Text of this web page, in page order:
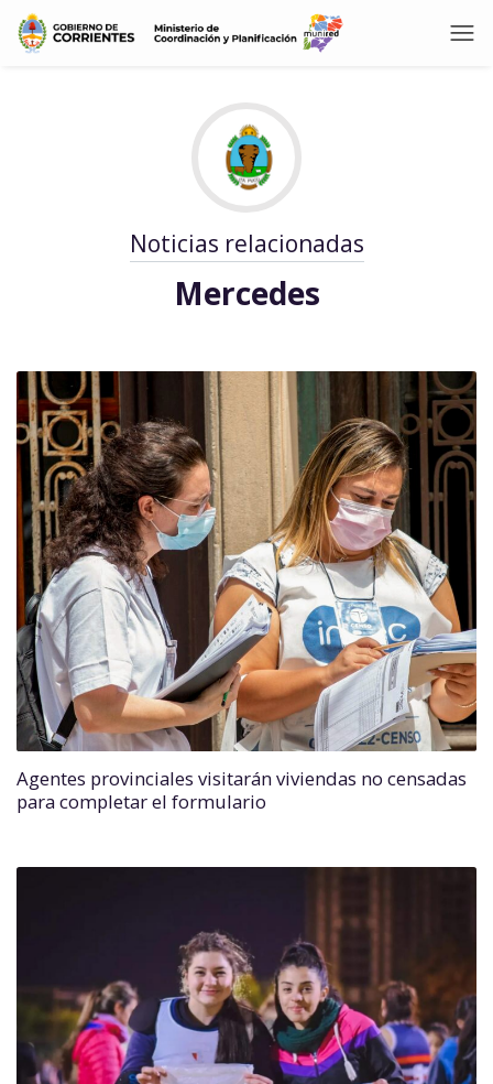
Noticias relacionadas
Mercedes
Agentes provinciales visitarán viviendas no censadas
para completar el formulario